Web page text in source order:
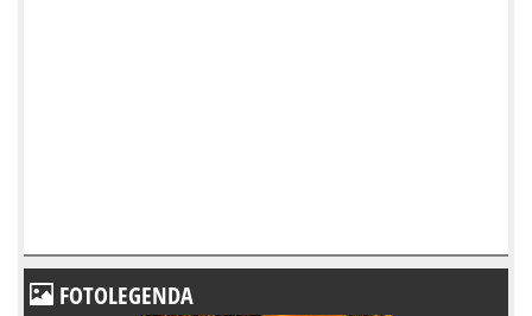
FOTOLEGENDA